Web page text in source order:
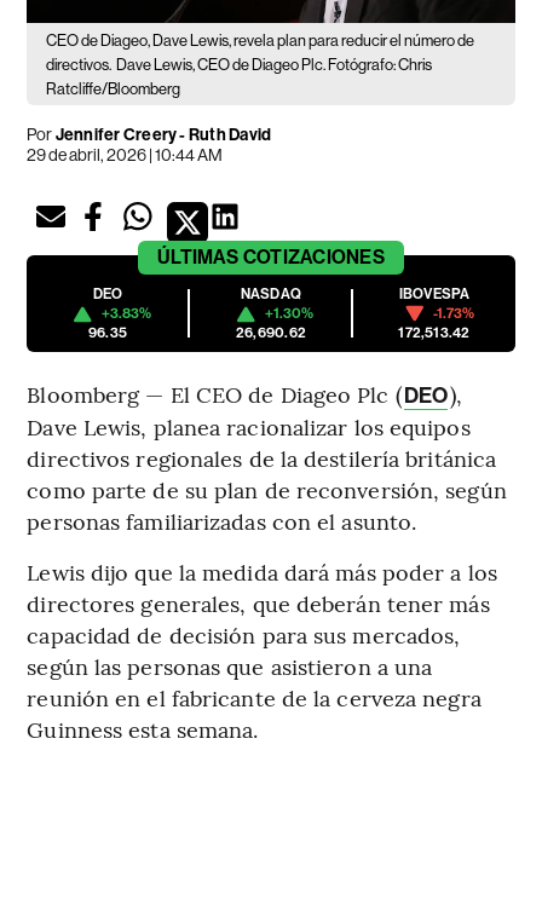
CEO de Diageo, Dave Lewis, revela plan para reducir el número de
directivos. Dave Lewis, CEO de Diageo Plc. Fotógrafo: Chris
Ratcliffe/Bloomberg
PorJennifer Creery - Ruth David
29 de abril, 2026 | 10:44 AM
ÚLTIMAS COTIZACIONES
DEO
+3.83%
96.35
NASDAQ
+1.30%
26,690.62
IBOVESPA
-1.73%
172,513.42
Bloomberg — El CEO de Diageo Plc (DEO),
Dave Lewis, planea racionalizar los equipos
directivos regionales de la destilería británica
como parte de su plan de reconversión, según
personas familiarizadas con el asunto.
Lewis dijo que la medida dará más poder a los
directores generales, que deberán tener más
capacidad de decisión para sus mercados,
según las personas que asistieron a una
reunión en el fabricante de la cerveza negra
Guinness esta semana.